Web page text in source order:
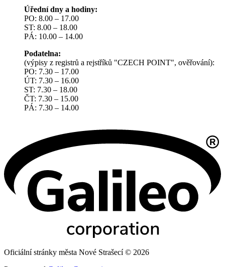
Úřední dny a hodiny:
PO: 8.00 – 17.00
ST: 8.00 – 18.00
PÁ: 10.00 – 14.00
Podatelna:
(výpisy z registrů a rejstříků "CZECH POINT", ověřování):
PO: 7.30 – 17.00
ÚT: 7.30 – 16.00
ST: 7.30 – 18.00
ČT: 7.30 – 15.00
PÁ: 7.30 – 14.00
Oficiální stránky města Nové Strašecí © 2026